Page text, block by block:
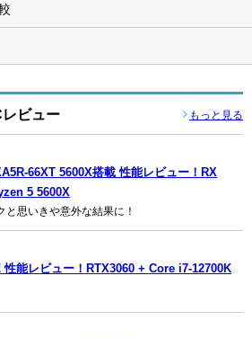
ビュー もっと見る
66XT 5600X搭載 性能レビュー！RX
5 5600X
と思いきや意外な結果に！
性能レビュー！RTX3060 + Core i7-12700K